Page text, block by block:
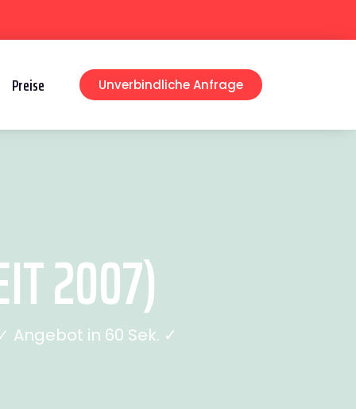
Preise Unverbindliche Anfrage
2007)
Angebot in 60 Sek. ✓